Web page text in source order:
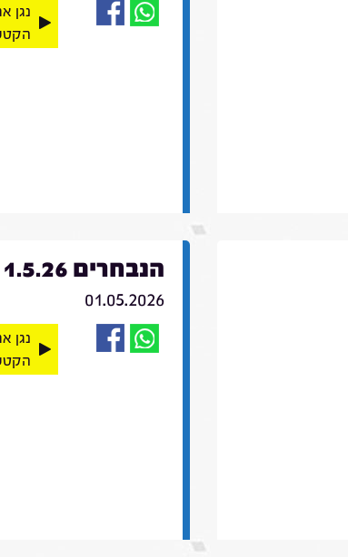
נגן
הנבחרים 1.5.26
01.05.2026
נגן